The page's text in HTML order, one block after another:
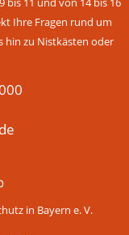
Ihre Fragen rund um
hin zu Nistkästen oder
in Bayern e. V.